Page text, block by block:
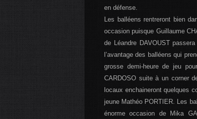
en défense.
Les balléens rentreront bien
occasion puisque Guillaume
de Léandre DAVOUST
l’avantage des balléens qui
grosse demi-heure de jeu
CARDOSO suite à un corner
locaux enchaineront quelques
jeune Mathéo PORTIER. Les
énorme occasion de Mika